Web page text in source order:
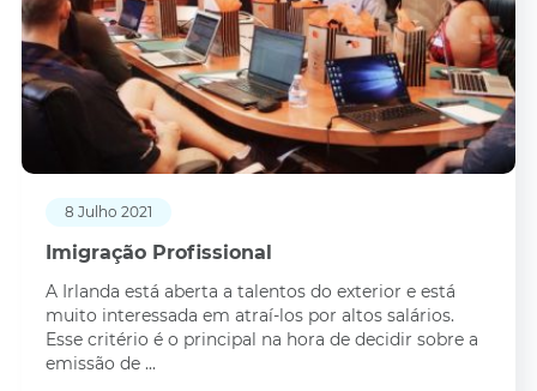
8 Julho 2021
Imigração Profissional
A Irlanda está aberta a talentos do exterior e está
muito interessada em atraí-los por altos salários.
Esse critério é o principal na hora de decidir sobre a
emissão de ...